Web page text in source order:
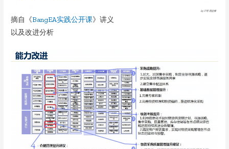
摘自《BangEA实践公开课》讲义
以及改进分析